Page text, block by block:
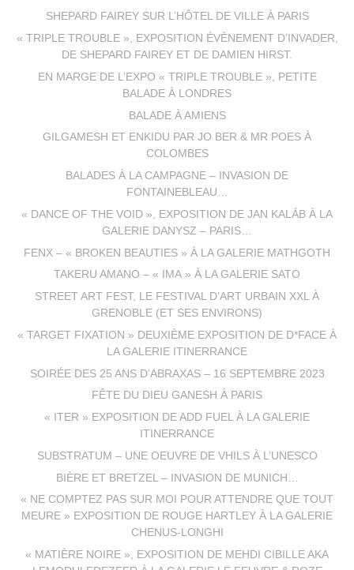
SHEPARD FAIREY SUR L’HÔTEL DE VILLE À PARIS
« TRIPLE TROUBLE », EXPOSITION ÉVÈNEMENT D’INVADER,
DE SHEPARD FAIREY ET DE DAMIEN HIRST.
EN MARGE DE L’EXPO « TRIPLE TROUBLE », PETITE
BALADE À LONDRES
BALADE À AMIENS
GILGAMESH ET ENKIDU PAR JO BER & MR POES À
COLOMBES
BALADES À LA CAMPAGNE – INVASION DE
FONTAINEBLEAU…
« DANCE OF THE VOID », EXPOSITION DE JAN KALÁB À LA
GALERIE DANYSZ – PARIS…
FENX – « BROKEN BEAUTIES » À LA GALERIE MATHGOTH
TAKERU AMANO – « IMA » À LA GALERIE SATO
STREET ART FEST, LE FESTIVAL D’ART URBAIN XXL À
GRENOBLE (ET SES ENVIRONS)
« TARGET FIXATION » DEUXIÈME EXPOSITION DE D*FACE À
LA GALERIE ITINERRANCE
SOIRÉE DES 25 ANS D’ABRAXAS – 16 SEPTEMBRE 2023
FÊTE DU DIEU GANESH À PARIS
« ITER » EXPOSITION DE ADD FUEL À LA GALERIE
ITINERRANCE
SUBSTRATUM – UNE OEUVRE DE VHILS À L’UNESCO
BIÈRE ET BRETZEL – INVASION DE MUNICH…
« NE COMPTEZ PAS SUR MOI POUR ATTENDRE QUE TOUT
MEURE » EXPOSITION DE ROUGE HARTLEY À LA GALERIE
CHENUS-LONGHI
« MATIÈRE NOIRE », EXPOSITION DE MEHDI CIBILLE AKA